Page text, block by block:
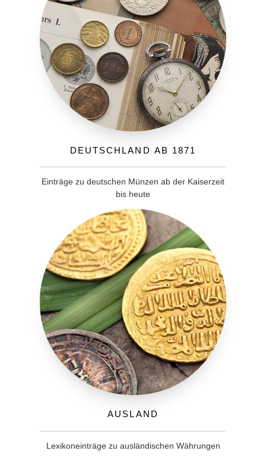
Deutschland ab 1871
Einträge zu deutschen Münzen ab der Kaiserzeit
bis heute
Ausland
Lexikoneinträge zu ausländischen Währungen